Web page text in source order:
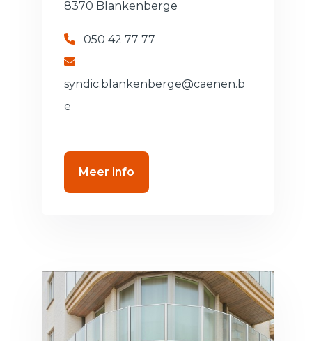
8370 Blankenberge
050 42 77 77
syndic.blankenberge@caenen.b
e
Meer info